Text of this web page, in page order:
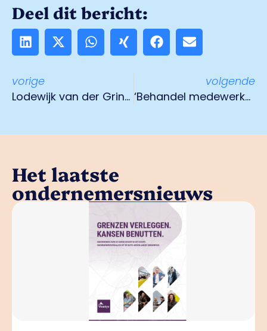
Deel dit bericht:
vorige
Lodewijk van der Grinten Prijs start nominatieperiode 2024
volgende
‘Behandel medewerkers zoals je vrienden: de alfa-aap moet zich dat realiseren’
Het laatste
ondernemersnieuws